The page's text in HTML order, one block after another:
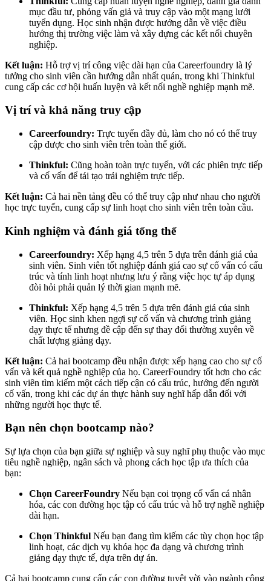
mục đầu tư, phỏng vấn giả và truy cập vào một mạng lưới
tuyển dụng. Học sinh nhận được hướng dẫn về việc điều
hướng thị trường việc làm và xây dựng các kết nối chuyên
nghiệp.
Kết luận: Hỗ trợ vị trí công việc dài hạn của Careerfoundry là lý
tưởng cho sinh viên cần hướng dẫn nhất quán, trong khi Thinkful
cung cấp các cơ hội huấn luyện và kết nối nghề nghiệp mạnh mẽ.
Vị trí và khả năng truy cập
Careerfoundry: Trực tuyến đầy đủ, làm cho nó có thể truy
cập được cho sinh viên trên toàn thế giới.
Thinkful: Cũng hoàn toàn trực tuyến, với các phiên trực tiếp
và cố vấn để tái tạo trải nghiệm trực tiếp.
Kết luận: Cả hai nền tảng đều có thể truy cập như nhau cho người
học trực tuyến, cung cấp sự linh hoạt cho sinh viên trên toàn cầu.
Kinh nghiệm và đánh giá tổng thể
Careerfoundry: Xếp hạng 4,5 trên 5 dựa trên đánh giá của
sinh viên. Sinh viên tốt nghiệp đánh giá cao sự cố vấn có cấu
trúc và tính linh hoạt nhưng lưu ý rằng việc học tự áp dụng
đòi hỏi phải quản lý thời gian mạnh mẽ.
Thinkful: Xếp hạng 4,5 trên 5 dựa trên đánh giá của sinh
viên. Học sinh khen ngợi sự cố vấn và chương trình giảng
dạy thực tế nhưng đề cập đến sự thay đổi thường xuyên về
chất lượng giảng dạy.
Kết luận: Cả hai bootcamp đều nhận được xếp hạng cao cho sự cố
vấn và kết quả nghề nghiệp của họ. CareerFoundry tốt hơn cho các
sinh viên tìm kiếm một cách tiếp cận có cấu trúc, hướng đến người
cố vấn, trong khi các dự án thực hành suy nghĩ hấp dẫn đối với
những người học thực tế.
Bạn nên chọn bootcamp nào?
Sự lựa chọn của bạn giữa sự nghiệp và suy nghĩ phụ thuộc vào mục
tiêu nghề nghiệp, ngân sách và phong cách học tập ưa thích của
bạn:
Chọn CareerFoundry Nếu bạn coi trọng cố vấn cá nhân
hóa, các con đường học tập có cấu trúc và hỗ trợ nghề nghiệp
dài hạn.
Chọn Thinkful Nếu bạn đang tìm kiếm các tùy chọn học tập
linh hoạt, các dịch vụ khóa học đa dạng và chương trình
giảng dạy thực tế, dựa trên dự án.
Cả hai bootcamp cung cấp các con đường tuyệt vời vào ngành công